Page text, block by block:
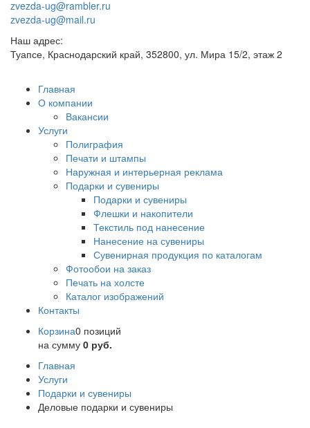
zvezda-ug@rambler.ru
zvezda-ug@mail.ru
Наш адрес:
Туапсе, Краснодарский край, 352800, ул. Мира 15/2, этаж 2
Главная
О компании
Вакансии
Услуги
Полиграфия
Печати и штампы
Наружная и интерьерная реклама
Подарки и сувениры
Подарки и сувениры
Флешки и накопители
Текстиль под нанесение
Нанесение на сувениры
Сувенирная продукция по каталогам
Фотообои на заказ
Печать на холсте
Каталог изображений
Контакты
Корзина0 позиций
на сумму 0 руб.
Главная
Услуги
Подарки и сувениры
Деловые подарки и сувениры